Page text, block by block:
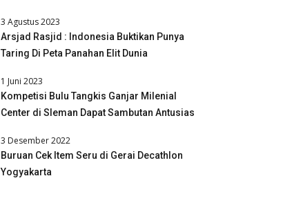
3 Agustus 2023
Arsjad Rasjid : Indonesia Buktikan Punya
Taring Di Peta Panahan Elit Dunia
1 Juni 2023
Kompetisi Bulu Tangkis Ganjar Milenial
Center di Sleman Dapat Sambutan Antusias
3 Desember 2022
Buruan Cek Item Seru di Gerai Decathlon
Yogyakarta